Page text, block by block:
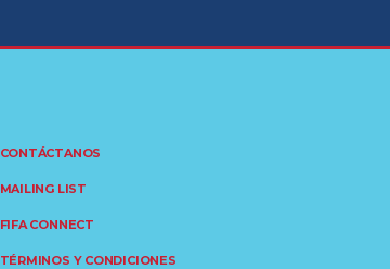
CONTÁCTANOS
MAILING LIST
FIFA CONNECT
TÉRMINOS Y CONDICIONES